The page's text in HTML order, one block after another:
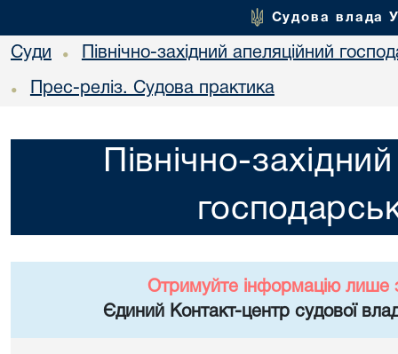
Судова влада
Суди • Північно-західний апеляційний
• Прес-реліз. Судова практика
Північно-
Отримуйте інформацію лише
Єдиний Контакт-центр судової